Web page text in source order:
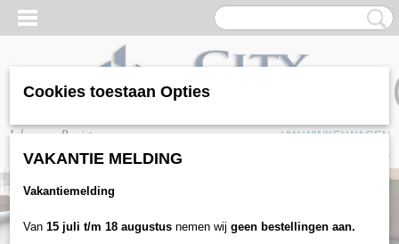
Inloggen Registreren
UW WINKELWAGEN
(0)
Bekijk alle laminaat
Cookies toestaan Opties
VAKANTIE MELDING
Vakantiemelding
Van 15 juli t/m 18 augustus nemen wij geen bestellingen aan.